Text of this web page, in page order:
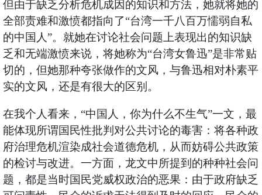
但由于缺乏分析危机成因的知识和方法，她就将她的
全部责难和激愤都指向了“台湾一千八百万懦弱自私
的中国人”。就她在讨论社会问题上表现出的知识缺
乏和无端激愤来说，将她称为“台湾女鲁迅”是非常贴
切的，但她那种夸张做作的文风，与鲁迅相对朴素平
实的文风，还是有很大的区别。
在我个人看来，“中国人，你为什么不生气”一文，最
能体现所谓国民性批判对公共讨论的毒害：将各种政
府治理危机渲染成社会道德危机，从而妨碍公共政策
的检讨与改进。一方面，龙文中所提到的种种社会问
题，都是当时国民党威权政治的恶果：由于政府缺乏